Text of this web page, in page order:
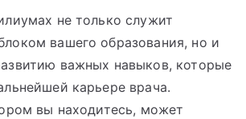
не только служит
вашего образования, но и
важных навыков, которые
карьере врача.
вы находитесь, может